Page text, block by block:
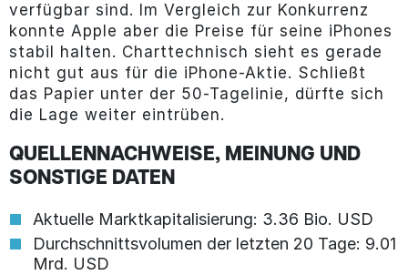
verfügbar sind. Im Vergleich zur Konkurrenz
konnte Apple aber die Preise für seine iPhones
stabil halten. Charttechnisch sieht es gerade
nicht gut aus für die iPhone-Aktie. Schließt
das Papier unter der 50-Tagelinie, dürfte sich
die Lage weiter eintrüben.
QUELLENNACHWEISE, MEINUNG UND
SONSTIGE DATEN
Aktuelle Marktkapitalisierung: 3.36 Bio. USD
Durchschnittsvolumen der letzten 20 Tage: 9.01
Mrd. USD